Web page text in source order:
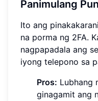
Panimulang
Ito ang
na porma ng 2FA.
nagpapadala ang
iyong telepono sa
Pros: Lubhang
ginagamit ang